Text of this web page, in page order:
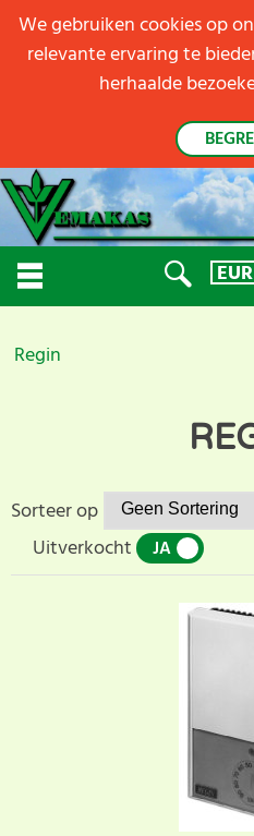
EUR
Regin
Sorteer op
Uitverkocht
JA
We gebruiken cookies op
relevante ervaring te
herhaalde